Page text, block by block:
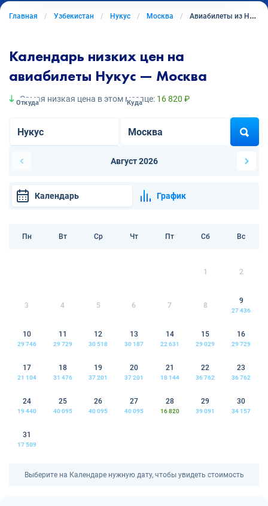
Главная Узбекистан Нукус Москва Авиабилеты из Нукуса в Москву
Календарь низких цен на
авиабилеты Нукус — Москва
Самая низкая цена в этом месяце: 16 820 ₽
Откуда Куда
Август 2026
Календарь График
Пн Вт Ср Чт Пт Сб Вс
1 2
3 4 5 6 7 8
9
27 436
10
29 746
11
29 729
12
30 518
13
30 187
14
22 631
15
29 029
16
29 729
17
21 104
18
31 476
19
37 201
20
37 201
21
18 144
22
36 762
23
36 762
24
19 440
25
40 095
26
40 095
27
40 095
28
16 820
29
39 091
30
34 157
31
17 509
Выберите на Календаре нужную дату, чтобы увидеть стоимость